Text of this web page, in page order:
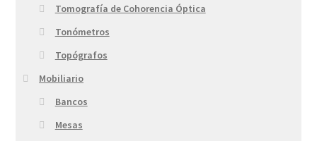
Tomografía de Cohorencia Óptica
Tonómetros
Topógrafos
Mobiliario
Bancos
Mesas